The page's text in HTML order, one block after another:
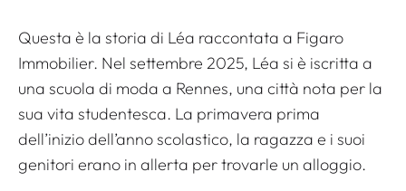
Questa è la storia di Léa raccontata a Figaro
Immobilier. Nel settembre 2025, Léa si è iscritta a
una scuola di moda a Rennes, una città nota per la
sua vita studentesca. La primavera prima
dell’inizio dell’anno scolastico, la ragazza e i suoi
genitori erano in allerta per trovarle un alloggio.